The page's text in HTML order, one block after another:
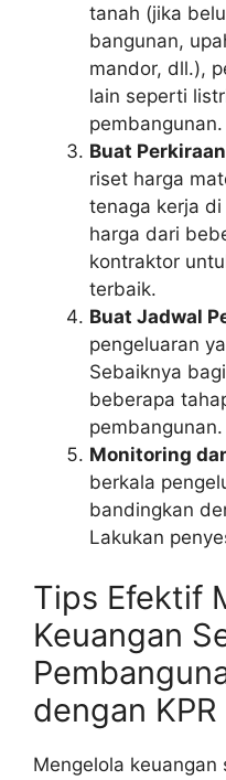
tanah (jika
bangunan,
mandor, dll.),
lain seperti
pembangunan.
Buat
riset harga
tenaga kerja
harga dari
kontraktor
terbaik.
Buat Jadwal
pengeluaran
Sebaiknya
beberapa
pembangunan.
Monitoring
berkala
bandingkan
Lakukan
Tips Efektif
Keuangan
dengan KPR
Mengelola keuangan